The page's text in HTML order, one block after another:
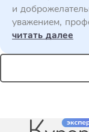
и
уважением,
читать далее